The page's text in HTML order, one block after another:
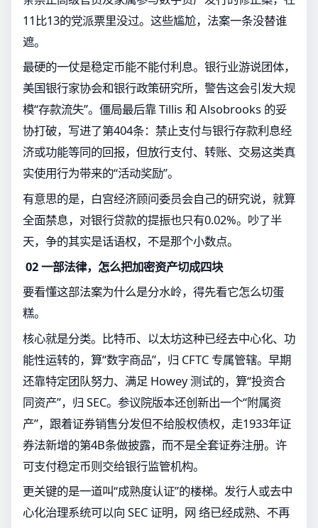
11比13的党派票里没过。这些尴尬，法案一条没替谁
遮。
最硬的一仗是稳定币能不能付利息。银行业游说团体，
美国银行家协会和银行政策研究所，警告这会引发大规
模“存款流失”。僵局最后靠 Tillis 和 Alsobrooks 的妥
协打破，写进了第404条：禁止支付与银行存款利息经
济或功能等同的回报，但放行支付、转账、交易这类真
实使用行为带来的“活动奖励”。
有意思的是，白宫经济顾问委员会自己的研究说，就算
全面禁息，对银行贷款的提振也只有0.02%。吵了半
天，争的其实是话语权，不是那个小数点。
02 一部法律，怎么把加密资产切成四块
要看懂这部法案为什么是分水岭，得先看它怎么切蛋
糕。
核心就是分类。比特币、以太坊这种已经去中心化、功
能性运转的，算“数字商品”，归 CFTC 专属管辖。早期
还靠特定团队努力、满足 Howey 测试的，算“投资合
同资产”，归 SEC。参议院版本还创新出一个“附属资
产”，跟着证券销售分发但不给股权债权，走1933年证
券法新增的第4B条做披露，而不是全套证券注册。许
可支付稳定币则交给银行监管机构。
更关键的是一道叫“成熟度认证”的楼梯。发行人或去中
心化治理系统可以向 SEC 证明，网 络已经成熟、不再